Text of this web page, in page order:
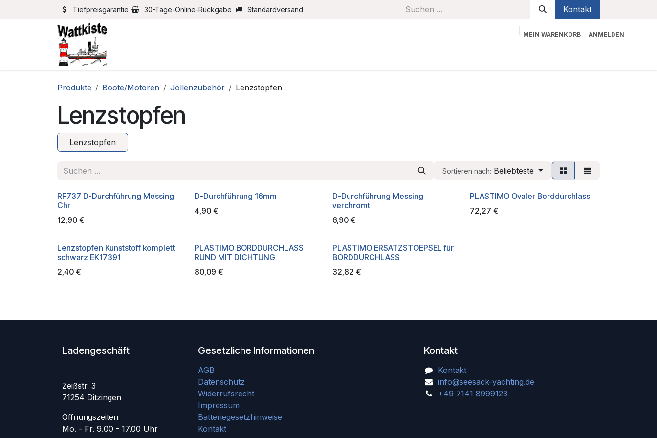
Zum Inhalt springenTiefpreisgarantie 30-Tage-Online-Rückgabe Standardversand Kontakt
MEIN WARENKORB ANMELDEN
Produkte Boote/Motoren Jollenzubehör Lenzstopfen
Lenzstopfen
Lenzstopfen
Sortieren nach: Beliebteste
RF737 D-Durchführung Messing
Chr
12,90 €
D-Durchführung 16mm
4,90 €
D-Durchführung Messing
verchromt
6,90€
PLASTIMO Ovaler Borddurchlass
72,27 €
Lenzstopfen Kunststoff komplett
schwarz EK17391
2,40 €
PLASTIMO BORDDURCHLASS
RUND MIT DICHTUNG
80,09 €
PLASTIMO ERSATZSTOEPSEL für
BORDDURCHLASS
32,82 €
Ladengeschäft
Zeißstr. 3
71254 Ditzingen
Öffnungszeiten
Mo. - Fr. 9.00 - 17.00 Uhr
Kontakt
Kontakt
info@seesack-yachting.de
+49 7141 8999123
Gesetzliche Informationen
AGB
Datenschutz
Widerrufsrecht
Impressum
Batteriegesetzhinweise
Kontakt